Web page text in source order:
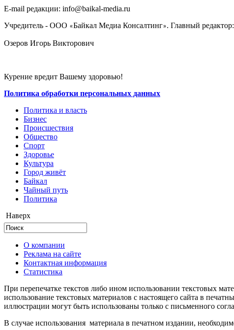
E-mail редакции: info@baikal-media.ru
Учредитель - ООО «Байкал Медиа Консалтинг». Главный редактор:
Озеров Игорь Викторович
Курение вредит Вашему здоровью!
Политика обработки персональных данных
Политика и власть
Бизнес
Происшествия
Общество
Cпорт
Здоровье
Культура
Город живёт
Байкал
Чайный путь
Политика
Наверх
О компании
Реклама на сайте
Контактная информация
Статистика
При перепечатке текстов либо ином использовании текстовых
использование текстовых материалов с настоящего сайта в
иллюстрации могут быть использованы только с письменного
В случае использования материала в печатном издании,